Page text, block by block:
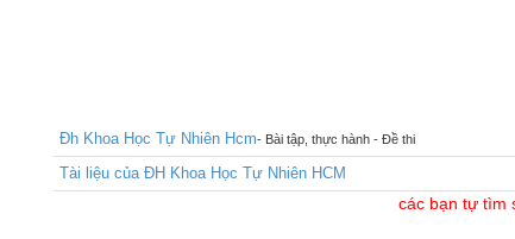
Đh Khoa Học Tự Nhiên Hcm- Bài tập, thực hành - Đề thi
Tài liệu của ĐH Khoa Học Tự Nhiên HCM
các bạn tự tìm